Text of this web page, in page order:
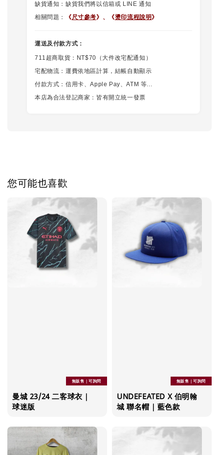
缺貨通知：缺貨我們將以信箱或 LINE 通知
相關問題：
《尺寸參考》、 《燙印流程說明 》
運送及付款方式：
711超商取貨：NT$70（大件改宅配通知）
宅配物流：運費依地區計算，結帳自動顯示
付款方式：信用卡、Apple Pay、ATM 等...
本店為合法登記商家：皆有開立統一發票
您可能也喜歡
無販售｜可詢問
曼城 23/24 二客球衣｜
球迷版
無販售｜可詢問
UNDEFEATED X 伯明翰
城 聯名帽｜藍色款